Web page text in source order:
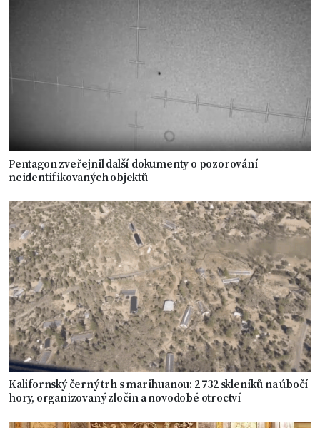
Pentagon zveřejnil další dokumenty o pozorování
neidentifikovaných objektů
Kalifornský černý trh s marihuanou: 2 732 skleníků na úbočí
hory, organizovaný zločin a novodobé otroctví